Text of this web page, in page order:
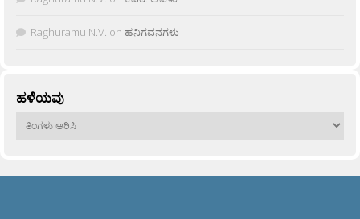
Raghuramu N.V. on ಹನಿಗವನಗಳು
ಹಳೆಯವು
ಹಳೆಯವು